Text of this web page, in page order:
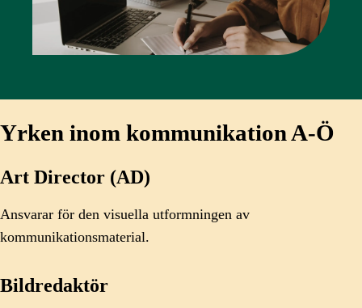
Yrken inom kommunikation A-Ö
Art Director (AD)
Ansvarar för den visuella utformningen av
kommunikationsmaterial.
Bildredaktör